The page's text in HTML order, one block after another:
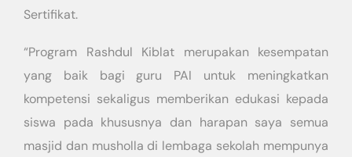
Sertifikat.
“Program Rashdul Kiblat merupakan kesempatan
yang baik bagi guru PAI untuk meningkatkan
kompetensi sekaligus memberikan edukasi kepada
siswa pada khususnya dan harapan saya semua
masjid dan musholla di lembaga sekolah mempunya